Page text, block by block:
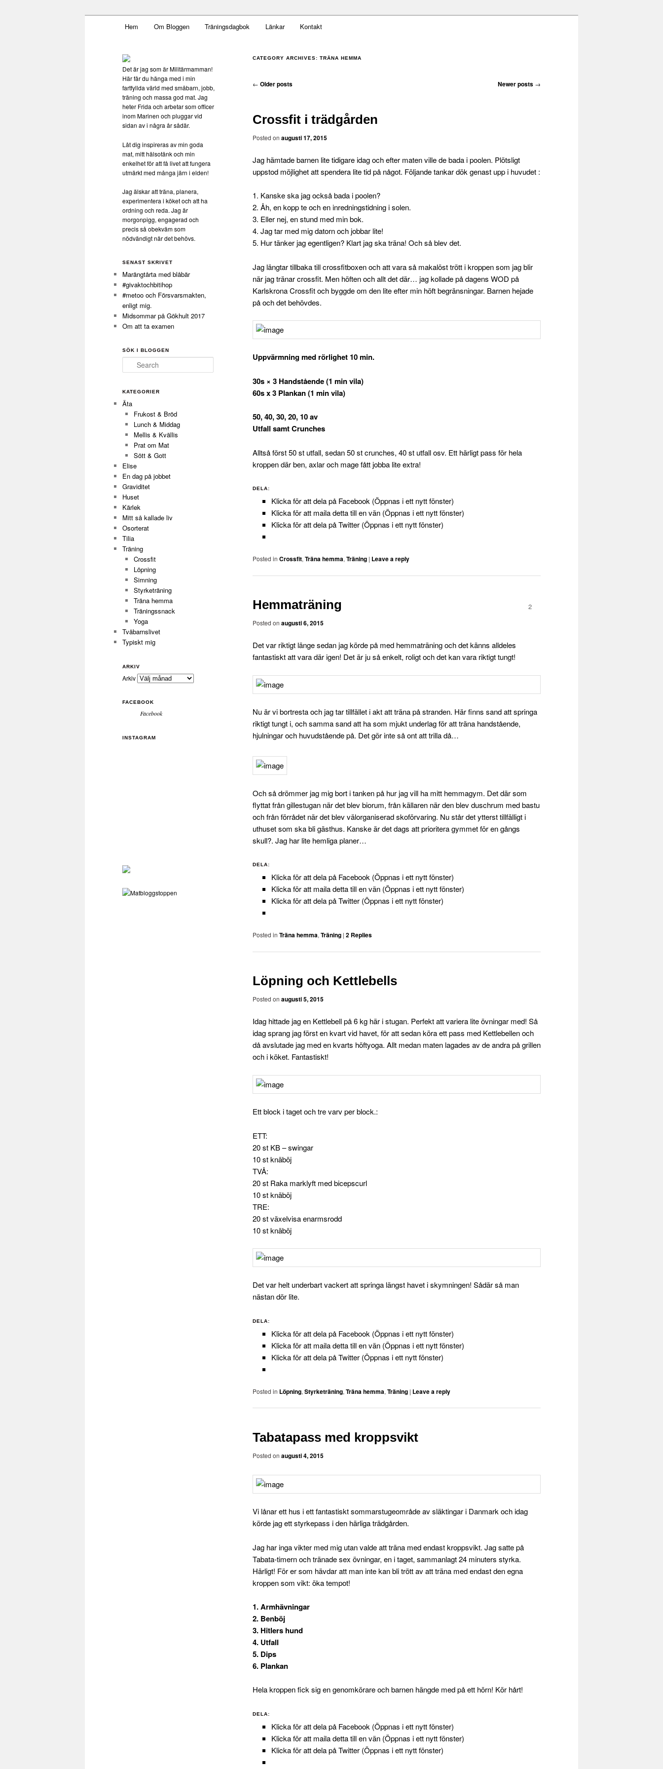
Militärmamman
Skip to primary content
Skip to secondary content
Hem Om Bloggen Träningsdagbok Länkar Kontakt
CATEGORY ARCHIVES: TRÄNA HEMMA
Post navigation
← Older posts Newer posts →
Crossfit i trädgården
Posted on augusti 17, 2015
Jag hämtade barnen lite tidigare idag och efter maten ville de bada i poolen. Plötsligt
uppstod möjlighet att spendera lite tid på något. Följande tankar dök genast upp i huvudet :
1. Kanske ska jag också bada i poolen?
2. Åh, en kopp te och en inredningstidning i solen.
3. Eller nej, en stund med min bok.
4. Jag tar med mig datorn och jobbar lite!
5. Hur tänker jag egentligen? Klart jag ska träna! Och så blev det.
Jag längtar tillbaka till crossfitboxen och att vara så makalöst trött i kroppen som jag blir
när jag tränar crossfit. Men höften och allt det där… jag kollade på dagens WOD på
Karlskrona Crossfit och byggde om den lite efter min höft begränsningar. Barnen hejade
på och det behövdes.
Uppvärmning med rörlighet 10 min.
30s × 3 Handstående (1 min vila)
60s x 3 Plankan (1 min vila)
50, 40, 30, 20, 10 av
Utfall samt Crunches
Alltså först 50 st utfall, sedan 50 st crunches, 40 st utfall osv. Ett härligt pass för hela
kroppen där ben, axlar och mage fått jobba lite extra!
DELA:
Klicka för att dela på Facebook (Öppnas i ett nytt fönster)
Klicka för att maila detta till en vän (Öppnas i ett nytt fönster)
Klicka för att dela på Twitter (Öppnas i ett nytt fönster)
Posted in Crossfit, Träna hemma, Träning | Leave a reply
Hemmaträning
Posted on augusti 6, 2015
2
Det var riktigt länge sedan jag körde på med hemmaträning och det känns alldeles
fantastiskt att vara där igen! Det är ju så enkelt, roligt och det kan vara riktigt tungt!
Nu är vi bortresta och jag tar tillfället i akt att träna på stranden. Här finns sand att springa
riktigt tungt i, och samma sand att ha som mjukt underlag för att träna handstående,
hjulningar och huvudstående på. Det gör inte så ont att trilla då…
Och så drömmer jag mig bort i tanken på hur jag vill ha mitt hemmagym. Det där som
flyttat från gillestugan när det blev biorum, från källaren när den blev duschrum med bastu
och från förrådet när det blev välorganiserad skoförvaring. Nu står det ytterst tillfälligt i
uthuset som ska bli gästhus. Kanske är det dags att prioritera gymmet för en gångs
skull?. Jag har lite hemliga planer…
DELA:
Klicka för att dela på Facebook (Öppnas i ett nytt fönster)
Klicka för att maila detta till en vän (Öppnas i ett nytt fönster)
Klicka för att dela på Twitter (Öppnas i ett nytt fönster)
Posted in Träna hemma,Träning | 2 Replies
Löpning och Kettlebells
Posted on augusti 5, 2015
Idag hittade jag en Kettlebell på 6 kg här i stugan. Perfekt att variera lite övningar med! Så
idag sprang jag först en kvart vid havet, för att sedan köra ett pass med Kettlebellen och
då avslutade jag med en kvarts höftyoga. Allt medan maten lagades av de andra på grillen
och i köket. Fantastiskt!
Ett block i taget och tre varv per block.:
ETT:
20 st KB – swingar
10 st knäböj
TVÅ:
20 st Raka marklyft med bicepscurl
10 st knäböj
TRE:
20 st växelvisa enarmsrodd
10 st knäböj
Det var helt underbart vackert att springa längst havet i skymningen! Sådär så man
nästan dör lite.
DELA:
Klicka för att dela på Facebook (Öppnas i ett nytt fönster)
Klicka för att maila detta till en vän (Öppnas i ett nytt fönster)
Klicka för att dela på Twitter (Öppnas i ett nytt fönster)
Posted in Löpning, Styrketräning, Träna hemma, Träning | Leave a reply
Tabatapass med kroppsvikt
Posted on augusti 4, 2015
Vi lånar ett hus i ett fantastiskt sommarstugeområde av släktingar i Danmark och idag
körde jag ett styrkepass i den härliga trädgården.
Jag har inga vikter med mig utan valde att träna med endast kroppsvikt. Jag satte på
Tabata-timern och tränade sex övningar, en i taget, sammanlagt 24 minuters styrka.
Härligt! För er som hävdar att man inte kan bli trött av att träna med endast den egna
kroppen som vikt: öka tempot!
1. Armhävningar
2. Benböj
3. Hitlers hund
4. Utfall
5. Dips
6. Plankan
Hela kroppen fick sig en genomkörare och barnen hängde med på ett hörn! Kör hårt!
DELA:
Klicka för att dela på Facebook (Öppnas i ett nytt fönster)
Klicka för att maila detta till en vän (Öppnas i ett nytt fönster)
Klicka för att dela på Twitter (Öppnas i ett nytt fönster)
Det är jag som är Militärmamman!
Här får du hänga med i min
fartfyllda värld med småbarn, jobb,
träning och massa god mat. Jag
heter Frida och arbetar som officer
inom Marinen och pluggar vid
sidan av i några år sådär.
Låt dig inspireras av min goda
mat, mitt hälsotänk och min
enkelhet för att få livet att fungera
utmärkt med många järn i elden!
Jag älskar att träna, planera,
experimentera i köket och att ha
ordning och reda. Jag är
morgonpigg, engagerad och
precis så obekväm som
nödvändigt när det behövs.
SENAST SKRIVET
Marängtårta med blåbär
#givaktochbitihop
#metoo och Försvarsmakten,
enligt mig.
Midsommar på Gökhult 2017
Om att ta examen
SÖK I BLOGGEN
Search
KATEGORIER
Äta
Frukost & Bröd
Lunch & Middag
Mellis & Kvällis
Prat om Mat
Sött & Gott
Elise
En dag på jobbet
Graviditet
Huset
Kärlek
Mitt så kallade liv
Osorterat
Tilia
Träning
Crossfit
Löpning
Simning
Styrketräning
Träna hemma
Träningssnack
Yoga
Tvåbarnslivet
Typiskt mig
ARKIV
Arkiv
FACEBOOK
Facebook
INSTAGRAM